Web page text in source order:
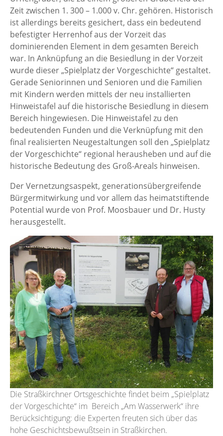
Zeit zwischen 1. 300 – 1.000 v. Chr. gehören. Historisch
ist allerdings bereits gesichert, dass ein bedeutend
befestigter Herrenhof aus der Vorzeit das
dominierenden Element in dem gesamten Bereich
war. In Anknüpfung an die Besiedlung in der Vorzeit
wurde dieser „Spielplatz der Vorgeschichte“ gestaltet.
Gerade Seniorinnen und Senioren und die Familien
mit Kindern werden mittels der neu installierten
Hinweistafel auf die historische Besiedlung in diesem
Bereich hingewiesen. Die Hinweistafel zu den
bedeutenden Funden und die Verknüpfung mit den
final realisierten Neugestaltungen soll den „Spielplatz
der Vorgeschichte“ regional herausheben und auf die
historische Bedeutung des Groß-Areals hinweisen.
Der Vernetzungsaspekt, generationsübergreifende
Bürgermitwirkung und vor allem das heimatstiftende
Potential wurde von Prof. Moosbauer und Dr. Husty
herausgestellt.
Die Straßkirchner Ortsgeschichte findet beim „Spielplatz
der Vorgeschichte“ im Bereich „Am Wasserwerk“ ihre
Berücksichtigung: die Experten freuten sich über das
hohe Geschichtsbewußtsein in Straßkirchen.